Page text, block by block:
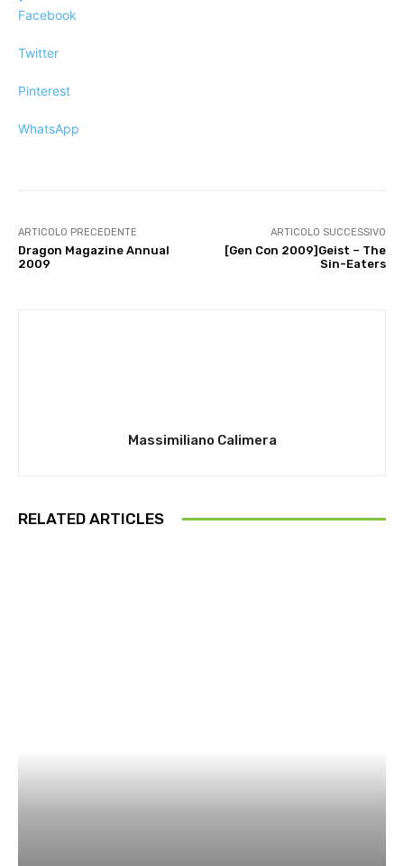
Facebook
Twitter
Pinterest
WhatsApp
ARTICOLO PRECEDENTE
Dragon Magazine Annual
2009
ARTICOLO SUCCESSIVO
[Gen Con 2009]Geist – The
Sin-Eaters
Massimiliano Calimera
RELATED ARTICLES